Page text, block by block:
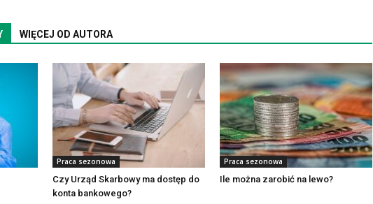
WIĘCEJ OD AUTORA
Praca sezonowa
Czy Urząd Skarbowy ma dostęp do
konta bankowego?
Praca sezonowa
Ile można zarobić na lewo?